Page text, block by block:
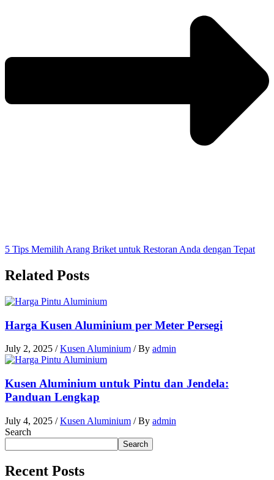
5 Tips Memilih Arang Briket untuk Restoran Anda dengan Tepat
Related Posts
Harga Kusen Aluminium per Meter Persegi
July 2, 2025 /Kusen Aluminium / By admin
Kusen Aluminium untuk Pintu dan Jendela:
Panduan Lengkap
July 4, 2025 /Kusen Aluminium / By admin
Search
Search
Recent Posts